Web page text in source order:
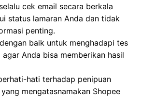
cek email secara berkala
status lamaran Anda dan tidak
penting.
baik untuk menghadapi tes
Anda bisa memberikan hasil
hati terhadap penipuan
mengatasnamakan Shopee